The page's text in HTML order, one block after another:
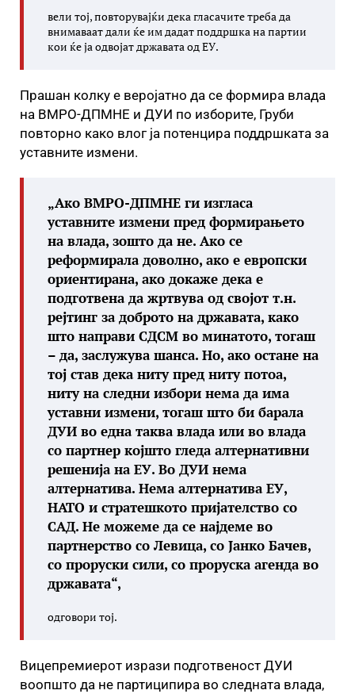
вели тој, повторувајќи дека гласачите треба да
внимаваат дали ќе им дадат поддршка на партии
кои ќе ја одвојат државата од ЕУ.
Прашан колку е веројатно да се формира влада
на ВМРО-ДПМНЕ и ДУИ по изборите, Груби
повторно како влог ја потенцира поддршката за
уставните измени.
„Ако ВМРО-ДПМНЕ ги изгласа
уставните измени пред формирањето
на влада, зошто да не. Ако се
реформирала доволно, ако е европски
ориентирана, ако докаже дека е
подготвена да жртвува од својот т.н.
рејтинг за доброто на државата, како
што направи СДСМ во минатото, тогаш
– да, заслужува шанса. Но, ако остане на
тој став дека ниту пред ниту потоа,
ниту на следни избори нема да има
уставни измени, тогаш што би барала
ДУИ во една таква влада или во влада
со партнер којшто гледа алтернативни
решенија на ЕУ. Во ДУИ нема
алтернатива. Нема алтернатива ЕУ,
НАТО и стратешкото пријателство со
САД. Не можеме да се најдеме во
партнерство со Левица, со Јанко Бачев,
со проруски сили, со проруска агенда во
државата“,
одговори тој.
Вицепремиерот изрази подготвеност ДУИ
воопшто да не партиципира во следната влада,